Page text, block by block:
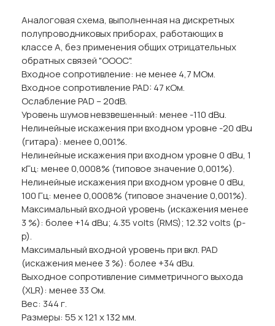
Аналоговая схема, выполненная на дискретных
полупроводниковых приборах, работающих в
классе А, без применения общих отрицательных
обратных связей "ОООС".
Входное сопротивление: не менее 4,7 МОм.
Входное сопротивление PAD: 47 кОм.
Ослабление PAD – 20dB.
Уровень шумов невзвешенный: менее -110 dBu.
Нелинейные искажения при входном уровне -20 dBu
(гитара): менее 0,001%.
Нелинейные искажения при входном уровне 0 dBu, 1
кГц: менее 0,0008% (типовое значение 0,001%).
Нелинейные искажения при входном уровне 0 dBu,
100 Гц: менее 0,0008% (типовое значение 0,001%).
Максимальный входной уровень (искажения менее
3 %): более +14 dBu; 4.35 volts (RMS); 12.32 volts (p-
p).
Максимальный входной уровень при вкл. PAD
(искажения менее 3 %): более +34 dBu.
Выходное сопротивление симметричного выхода
(XLR): менее 33 Ом.
Вес: 344 г.
Размеры: 55 х 121 х 132 мм.